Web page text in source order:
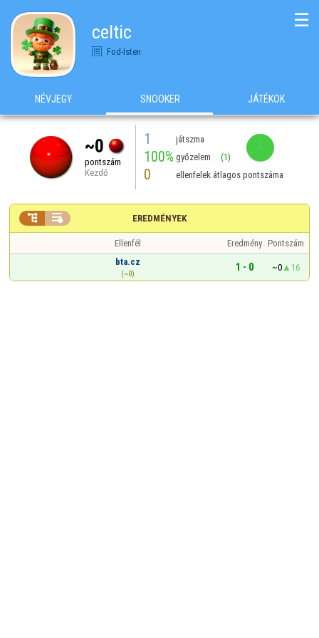
celtic
Fod-Isten
☰
NÉVJEGY SNOOKER JÁTÉKOK
~0
pontszám
Kezdő
1 játszma
100% győzelem (1)
0 ellenfelek átlagos pontszáma
EREDMÉNYEK
 
Ellenfél Eredmény Pontszám
bta.cz
(~0)
1 - 0 ~0 16